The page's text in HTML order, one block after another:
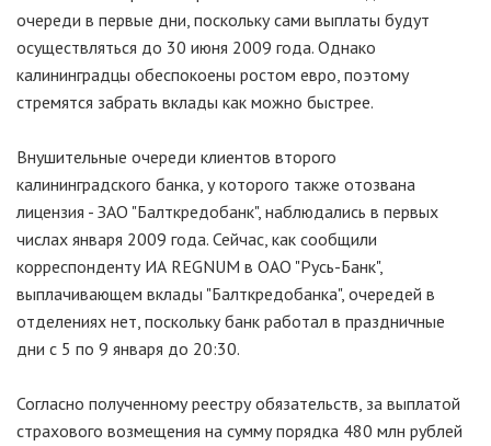
очереди в первые дни, поскольку сами выплаты будут
осуществляться до 30 июня 2009 года. Однако
калининградцы обеспокоены ростом евро, поэтому
стремятся забрать вклады как можно быстрее.
Внушительные очереди клиентов второго
калининградского банка, у которого также отозвана
лицензия - ЗАО "Балткредобанк", наблюдались в первых
числах января 2009 года. Сейчас, как сообщили
корреспонденту ИА REGNUM в ОАО "Русь-Банк",
выплачивающем вклады "Балткредобанка", очередей в
отделениях нет, поскольку банк работал в праздничные
дни с 5 по 9 января до 20:30.
Согласно полученному реестру обязательств, за выплатой
страхового возмещения на сумму порядка 480 млн рублей